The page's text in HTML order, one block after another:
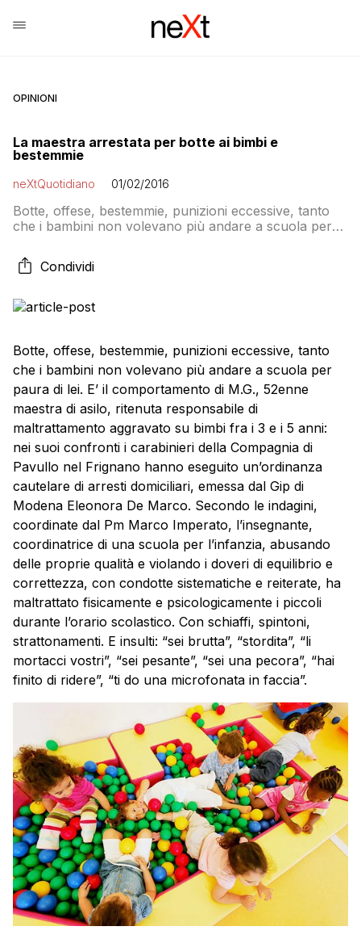
OPINIONI
La maestra arrestata per botte ai bimbi e
bestemmie
neXtQuotidiano 01/02/2016
Botte, offese, bestemmie, punizioni eccessive, tanto
che i bambini non volevano più andare a scuola per
maestra di asilo, ritenuta responsabile di
maltrattamento aggravato su bimbi fra i 3 e i 5 anni:
Pavullo nel Frignano hanno eseguito […]
Condividi
Botte, offese, bestemmie, punizioni eccessive, tanto
che i bambini non volevano più andare a scuola per
paura di lei. E’ il comportamento di M.G., 52enne
maestra di asilo, ritenuta responsabile di
maltrattamento aggravato su bimbi fra i 3 e i 5 anni:
nei suoi confronti i carabinieri della Compagnia di
Pavullo nel Frignano hanno eseguito un’ordinanza
cautelare di arresti domiciliari, emessa dal Gip di
Modena Eleonora De Marco. Secondo le indagini,
coordinate dal Pm Marco Imperato, l’insegnante,
coordinatrice di una scuola per l’infanzia, abusando
delle proprie qualità e violando i doveri di equilibrio e
correttezza, con condotte sistematiche e reiterate, ha
maltrattato fisicamente e psicologicamente i piccoli
durante l’orario scolastico. Con schiaffi, spintoni,
strattonamenti. E insulti: “sei brutta”, “stordita”, “li
mortacci vostri”, “sei pesante”, “sei una pecora”, “hai
finito di ridere”, “ti do una microfonata in faccia”.